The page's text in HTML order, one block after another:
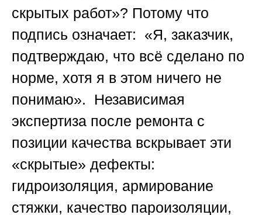
скрытых работ»? Потому что
подпись означает: «Я, заказчик,
подтверждаю, что всё сделано по
норме, хотя я в этом ничего не
понимаю». Независимая
экспертиза после ремонта с
позиции качества вскрывает эти
«скрытые» дефекты:
гидроизоляция, армирование
стяжки, качество пароизоляции,